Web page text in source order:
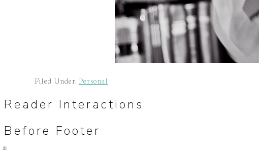
Filed Under: Personal
Reader Interactions
Before Footer